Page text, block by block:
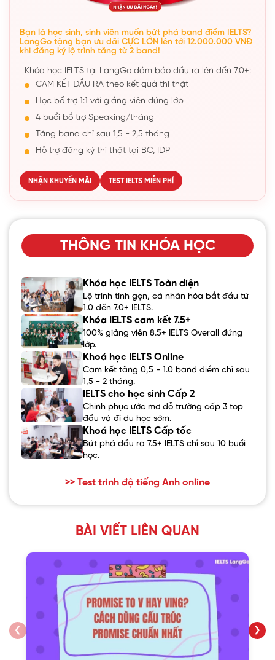
Bạn là học sinh, sinh viên muốn bứt phá band điểm IELTS?
LangGo tặng bạn ưu đãi CỰC LỚN lên tới 12.000.000 VNĐ
khi đăng ký lộ trình tăng từ 2 band!
Khóa học IELTS tại LangGo đảm bảo đầu ra lên đến 7.0+:
CAM KẾT ĐẦU RA theo kết quả thi thật
Học bổ trợ 1:1 với giảng viên đứng lớp
4 buổi bổ trợ Speaking/tháng
Tăng band chỉ sau 1,5 - 2,5 tháng
Hỗ trợ đăng ký thi thật tại BC, IDP
NHẬN KHUYẾN MÃI TEST IELTS MIỄN PHÍ
THÔNG TIN KHÓA HỌC
Khóa học IELTS Toàn diện
Lộ trình tinh gọn, cá nhân hóa bắt đầu từ
1.0 đến 7.0+ IELTS.
Khóa IELTS cam kết 7.5+
100% giảng viên 8.5+ IELTS Overall đứng
lớp.
Khoá học IELTS Online
Cam kết tăng 0,5 - 1.0 band điểm chỉ sau
1,5 - 2 tháng.
IELTS cho học sinh Cấp 2
Chinh phục ước mơ đỗ trường cấp 3 top
đầu và đi du học sớm.
Khoá học IELTS Cấp tốc
Bứt phá đầu ra 7.5+ IELTS chỉ sau 10 buổi
học.
>> Test trình độ tiếng Anh online
BÀI VIẾT LIÊN QUAN
❮ ❯